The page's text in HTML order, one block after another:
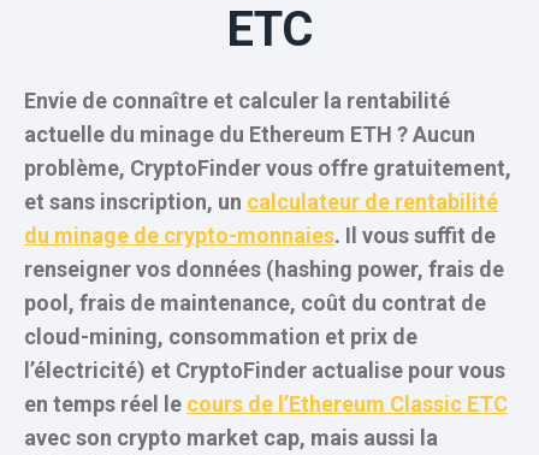
ETC
Envie de connaître et calculer la rentabilité
actuelle du minage du Ethereum ETH ? Aucun
problème, CryptoFinder vous offre gratuitement,
et sans inscription, un calculateur de rentabilité
du minage de crypto-monnaies. Il vous suffit de
renseigner vos données (hashing power, frais de
pool, frais de maintenance, coût du contrat de
cloud-mining, consommation et prix de
l’électricité) et CryptoFinder actualise pour vous
en temps réel le cours de l’Ethereum Classic ETC
avec son crypto market cap, mais aussi la